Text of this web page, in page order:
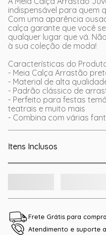
indispensável para quem
Com uma aparência
calça garante que você
qualquer lugar que vá.
à sua coleção de moda!
Características do
- Meia Calça Arrastão
- Material de alta
- Padrão clássico de
- Perfeito para festas
teatrais e muito mais
- Combina com várias
Itens Inclusos
Frete Grátis para
Atendimento e suporte